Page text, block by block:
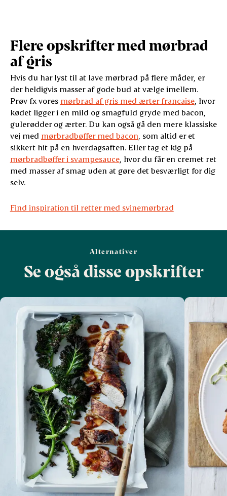
Flere opskrifter med mørbrad
af gris
Hvis du har lyst til at lave mørbrad på flere måder, er
der heldigvis masser af gode bud at vælge imellem.
Prøv fx vores mørbrad af gris med ærter francaise, hvor
kødet ligger i en mild og smagfuld gryde med bacon,
gulerødder og ærter. Du kan også gå den mere klassiske
vej med mørbradbøffer med bacon , som altid er et
sikkert hit på en hverdagsaften. Eller tag et kig på
mørbradbøffer i svampesauce, hvor du får en cremet ret
med masser af smag uden at gøre det besværligt for dig
selv.
Find inspiration til retter med svinemørbrad
Alternativer
Se også disse opskrifter